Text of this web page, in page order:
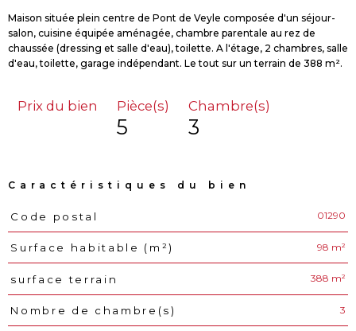
Maison située plein centre de Pont de Veyle composée d'un séjour-
salon, cuisine équipée aménagée, chambre parentale au rez de
chaussée (dressing et salle d'eau), toilette. A l'étage, 2 chambres, salle
Prix du bien Pièce(s)
5
Chambre(s)
3
Caractéristiques du bien
Caractéristiques Valeurs
Code postal 01290
Surface habitable (m²) 98 m²
surface terrain 388 m²
Nombre de chambre(s) 3